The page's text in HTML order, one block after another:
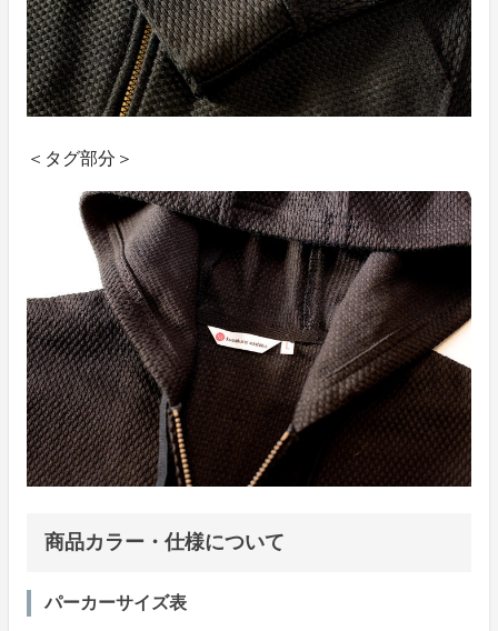
＜タグ部分＞
商品カラー・仕様について
パーカーサイズ表